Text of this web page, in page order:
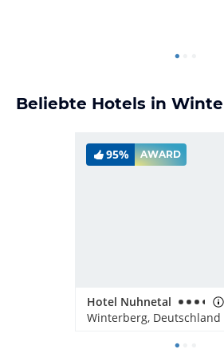
Beliebte Hotels in
95% AWARD
Hotel Nuhnetal
Winterberg, Deutschland